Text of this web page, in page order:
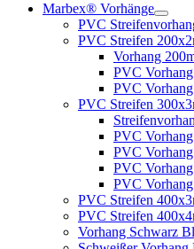
Marbex® Vorhänge
PVC
PVC Streifen
Vorhang
PVC
PVC
PVC Streifen
PVC
PVC
PVC
PVC
PVC Streifen
PVC Streifen
Vorhang Schwarz